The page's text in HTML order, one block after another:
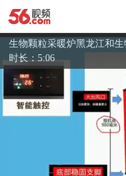
生物颗粒采暖炉黑龙江和
时长：5:06